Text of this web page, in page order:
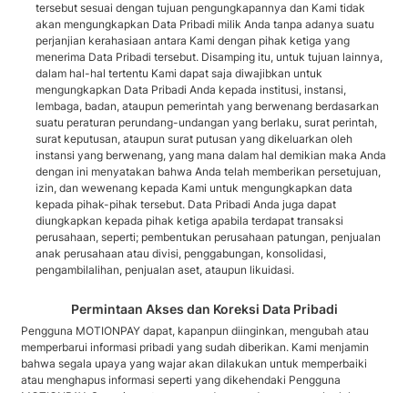
tersebut sesuai dengan tujuan pengungkapannya dan Kami tidak
akan mengungkapkan Data Pribadi milik Anda tanpa adanya suatu
perjanjian kerahasiaan antara Kami dengan pihak ketiga yang
menerima Data Pribadi tersebut. Disamping itu, untuk tujuan lainnya,
dalam hal-hal tertentu Kami dapat saja diwajibkan untuk
mengungkapkan Data Pribadi Anda kepada institusi, instansi,
lembaga, badan, ataupun pemerintah yang berwenang berdasarkan
suatu peraturan perundang-undangan yang berlaku, surat perintah,
surat keputusan, ataupun surat putusan yang dikeluarkan oleh
instansi yang berwenang, yang mana dalam hal demikian maka Anda
dengan ini menyatakan bahwa Anda telah memberikan persetujuan,
izin, dan wewenang kepada Kami untuk mengungkapkan data
kepada pihak-pihak tersebut. Data Pribadi Anda juga dapat
diungkapkan kepada pihak ketiga apabila terdapat transaksi
perusahaan, seperti; pembentukan perusahaan patungan, penjualan
anak perusahaan atau divisi, penggabungan, konsolidasi,
pengambilalihan, penjualan aset, ataupun likuidasi.
Permintaan Akses dan Koreksi Data Pribadi
Pengguna MOTIONPAY dapat, kapanpun diinginkan, mengubah atau
memperbarui informasi pribadi yang sudah diberikan. Kami menjamin
bahwa segala upaya yang wajar akan dilakukan untuk memperbaiki
atau menghapus informasi seperti yang dikehendaki Pengguna